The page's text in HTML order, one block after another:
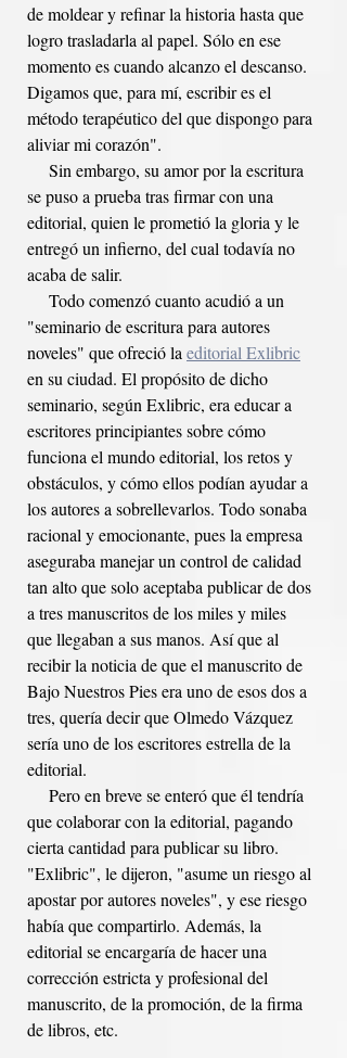
de moldear y refinar la historia hasta que
logro trasladarla al papel. Sólo en ese
momento es cuando alcanzo el descanso.
Digamos que, para mí, escribir es el
método terapéutico del que dispongo para
aliviar mi corazón".
se puso a prueba tras firmar con una
editorial, quien le prometió la gloria y le
entregó un infierno, del cual todavía no
acaba de salir.
"seminario de escritura para autores
noveles" que ofreció la editorial Exlibric
en su ciudad. El propósito de dicho
seminario, según Exlibric, era educar a
escritores principiantes sobre cómo
funciona el mundo editorial, los retos y
obstáculos, y cómo ellos podían ayudar a
los autores a sobrellevarlos. Todo sonaba
racional y emocionante, pues la empresa
aseguraba manejar un control de calidad
tan alto que solo aceptaba publicar de dos
a tres manuscritos de los miles y miles
que llegaban a sus manos. Así que al
recibir la noticia de que el manuscrito de
Bajo Nuestros Pies era uno de esos dos a
tres, quería decir que Olmedo Vázquez
sería uno de los escritores estrella de la
editorial.
que colaborar con la editorial, pagando
cierta cantidad para publicar su libro.
"Exlibric", le dijeron, "asume un riesgo al
apostar por autores noveles", y ese riesgo
había que compartirlo. Además, la
editorial se encargaría de hacer una
corrección estricta y profesional del
manuscrito, de la promoción, de la firma
de libros, etc.